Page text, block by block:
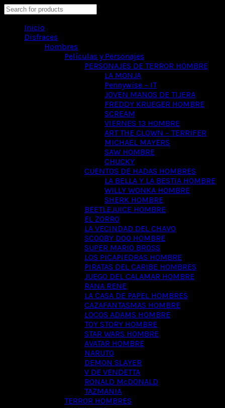
Inicio
Disfraces
Hombres
Películas y Personajes
PERSONAJES DE TERROR HOMBRE
LA MONJA
Pennywise – IT
JOVEN MANOS DE TIJERA
FREDDY KRUEGER HOMBRE
SCREAM
VIERNES 13 HOMBRE
ART THE CLOWN – TERRIFER
MICHAEL MAYERS
SAW HOMBRE
CHUCKY
CUENTOS DE HADAS HOMBRES
LA BELLA Y LA BESTIA HOMBRE
WILLY WONKA HOMBRE
SHERK HOMBRE
BEETLEJUICE HOMBRE
EL ZORRO
LA VECINDAD DEL CHAVO
SCOOBY DOO HOMBRE
SUPER MARIO BROSS
LOS PICAPIEDRAS HOMBRE
PIRATAS DEL CARIBE HOMBRES
JUEGO DEL CALAMAR HOMBRE
RANA RENE
LA CASA DE PAPEL HOMBRES
CAZAFANTASMAS HOMBRE
LOCOS ADAMS HOMBRE
TOY STORY HOMBRE
STAR WARS HOMBRE
AVATAR HOMBRE
NARUTO
DEMON SLAYER
V DE VENDETTA
RONALD McDONALD
TAZMANIA
TERROR HOMBRES